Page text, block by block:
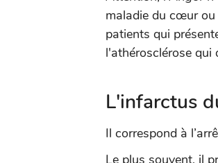
maladie du cœur ou
patients qui
l'athérosclérose qui
L'infarctus
Il correspond à
Le plus souvent, il